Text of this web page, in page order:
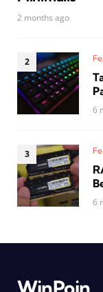
2 months ago
6
6